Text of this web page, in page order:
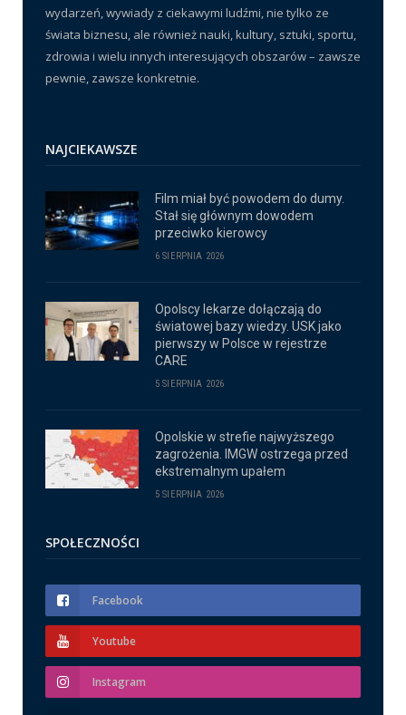
wydarzeń, wywiady z ciekawymi ludźmi, nie tylko ze
świata biznesu, ale również nauki, kultury, sztuki, sportu,
zdrowia i wielu innych interesujących obszarów – zawsze
pewnie, zawsze konkretnie.
NAJCIEKAWSZE
Film miał być powodem do dumy.
Stał się głównym dowodem
przeciwko kierowcy
6 SIERPNIA 2026
Opolscy lekarze dołączają do
światowej bazy wiedzy. USK jako
pierwszy w Polsce w rejestrze
CARE
5 SIERPNIA 2026
Opolskie w strefie najwyższego
zagrożenia. IMGW ostrzega przed
ekstremalnym upałem
5 SIERPNIA 2026
SPOŁECZNOŚCI
Facebook
Youtube
Instagram